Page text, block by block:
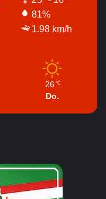
81%
1.98 km/h
26 ℃
Do.